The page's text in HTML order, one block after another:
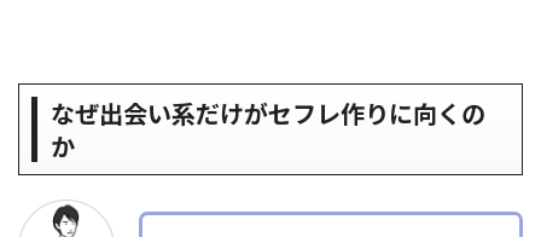
なぜ出会い系だけがセフレ作りに向くの
か